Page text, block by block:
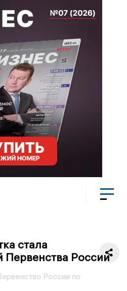
стала
Первенства России
России по